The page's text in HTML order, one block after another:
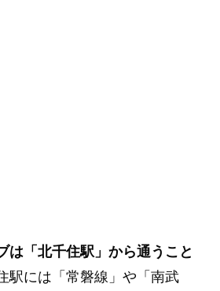
は「北千住駅」から通うこと
駅には「常磐線」や「南武